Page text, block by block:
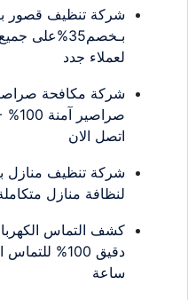
لعملاء جدد
شركة مكافحة
اتصل الان
لنظافة منازل متكاملة100% اتصل بنا
كشف التماس
ساعة